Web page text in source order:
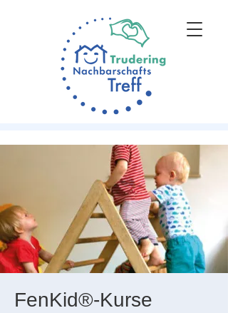
FenKid®-Kurse